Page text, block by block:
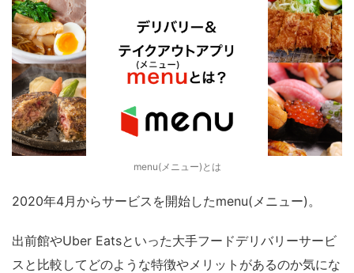
menu(メニュー)とは
2020年4月からサービスを開始したmenu(メニュー)。
出前館やUber Eatsといった大手フードデリバリーサービ
スと比較してどのような特徴やメリットがあるのか気にな